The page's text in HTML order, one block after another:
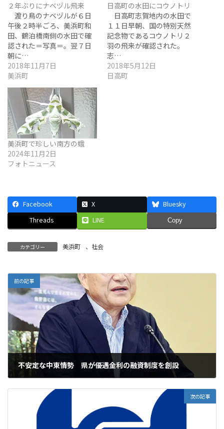
２年ぶりにナベヅル飛来
渡り鳥のナベヅルが６日
午後２時半ごろ、美浜町和
田、鶴泊橋南側の水田で確
認された＝写真＝。翌７日
朝に…
2018年11月7日
美浜町
日高町の水田にコウノトリ
日高町志賀地内の水田で
１１日早朝、国の特別天然
記念物であるコウノトリ２
羽の飛来が確認された。
志…
2018年5月12日
日高町
美浜町で珍しい南方の蛾
2024年11月2日
フォトニュース
Facebook X
Bluesky
Threads
LINE Copy
カテゴリー 美浜町 、 社会
前の記事
不安定な中東情勢 県が優遇金利の融資制度を創設
次の記事